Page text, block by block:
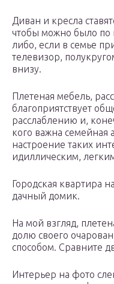
Диван и кресла
чтобы можно было по
либо, если в семье
телевизор,
внизу.
Плетеная мебель,
благоприятствует
расслаблению и,
кого важна семейная
настроение таких
идиллическим,
Городская квартира
дачный домик.
На мой взгляд,
долю своего
способом. Сравните
Интерьер на фото